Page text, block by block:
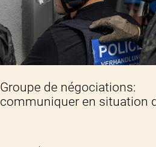
Groupe de négociations:
communiquer en situation